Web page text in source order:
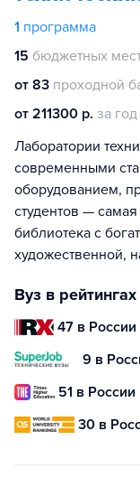
1 программа
15 бюджетных
от 83 проходной
от 211300 р. за год
Лаборатории
современными
оборудованием,
студентов —
библиотека с
художественной,
Вуз в рейтингах
47 в России
9 в
51 в России
30 в